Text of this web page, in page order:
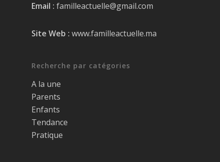
Email : familleactuelle@gmail.com
Site Web : www.familleactuelle.ma
Recherche par catégories
A la une
Parents
Enfants
Tendance
Pratique